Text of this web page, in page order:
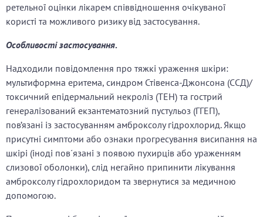
ретельної оцінки лікарем співвідношення очікуваної
користі та можливого ризику від застосування.
Особливості застосування.
Надходили повідомлення про тяжкі ураження шкіри:
мультиформна еритема, синдром Стівенса-Джонсона (ССД)/
токсичний епідермальний некроліз (ТЕН) та гострий
генералізований екзантематозний пустульоз (ГГЕП),
пов’язані із застосуванням амброксолу гідрохлорид. Якщо
присутні симптоми або ознаки прогресування висипання на
шкірі (іноді пов´язані з появою пухирців або ураженням
слизової оболонки), слід негайно припинити лікування
амброксолу гідрохлоридом та звернутися за медичною
допомогою.